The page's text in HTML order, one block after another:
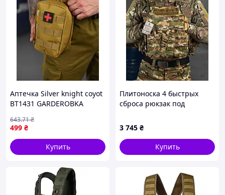
Аптечка Silver knight coyot
ВТ1431 GARDEROBKA
499 ₴
643.71₴
Купить
Плитоноска 4 быстрых
сброса рюкзак под
3 745 ₴
Купить